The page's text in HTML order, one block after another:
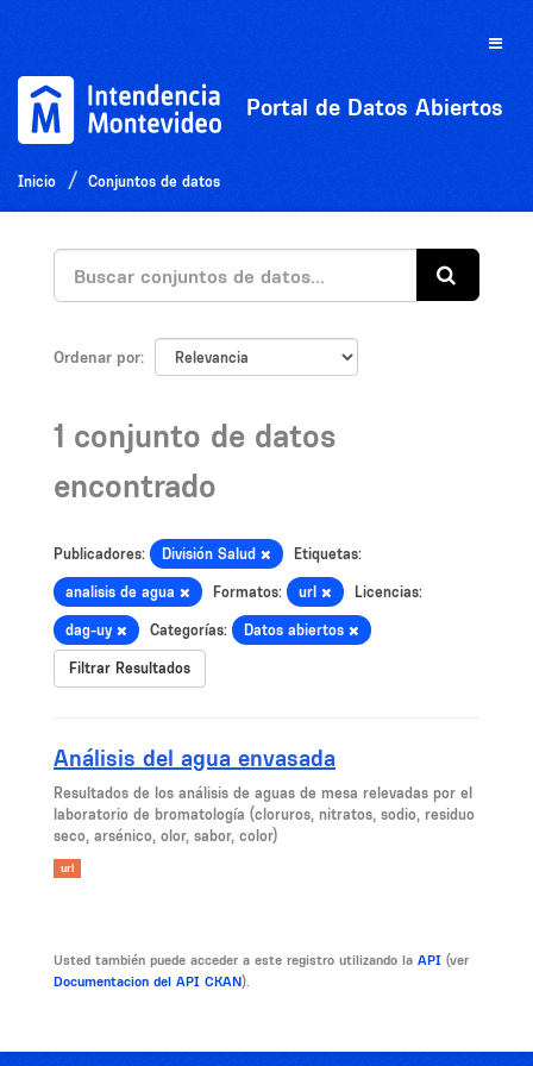
Toggle
Portal de Datos Abiertos
Inicio Conjuntos de datos
Ordenar por
1 conjunto de datos
encontrado
Publicadores: División Salud Etiquetas:
analisis de agua Formatos: url Licencias:
dag-uy Categorías: Datos abiertos
Filtrar Resultados
Análisis del agua envasada
​Resultados de los análisis de aguas de mesa relevadas por el
laboratorio de bromatología (cloruros, nitratos, sodio, residuo
seco, arsénico, olor, sabor, color)
url
Usted también puede acceder a este registro utilizando la API (ver
Documentacion del API CKAN).